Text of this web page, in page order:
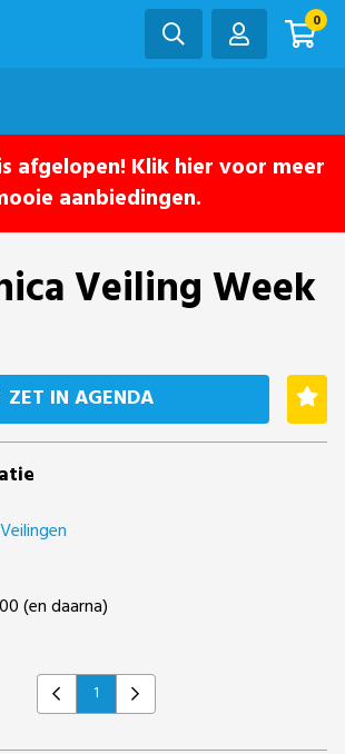
0
afgelopen! Klik hier voor meer
aanbiedingen.
Veiling Week
ZET IN AGENDA
(en daarna)
Previous
1 Next